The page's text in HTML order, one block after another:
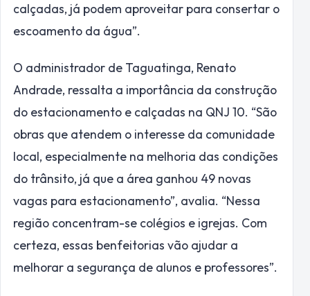
calçadas, já podem aproveitar para consertar o
escoamento da água”.
O administrador de Taguatinga, Renato
Andrade, ressalta a importância da construção
do estacionamento e calçadas na QNJ 10. “São
obras que atendem o interesse da comunidade
local, especialmente na melhoria das condições
do trânsito, já que a área ganhou 49 novas
vagas para estacionamento”, avalia. “Nessa
região concentram-se colégios e igrejas. Com
certeza, essas benfeitorias vão ajudar a
melhorar a segurança de alunos e professores”.